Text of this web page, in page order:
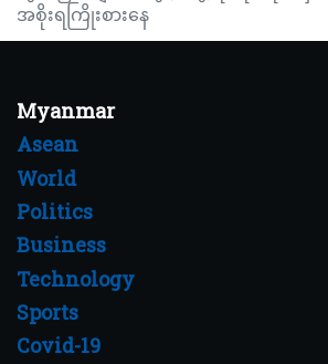
အစိုးရကြိုးစားနေ
Myanmar
Asean
World
Politics
Business
Technology
Sports
Covid-19